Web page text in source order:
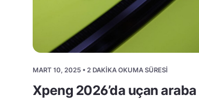
MART 10, 2025 • 2 DAKIKA OKUMA SÜRESI
Xpeng 2026’da uçan araba